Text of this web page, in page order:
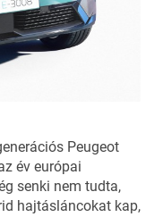
Peugeot
év európai
senki nem tudta,
hajtásláncokat kap,